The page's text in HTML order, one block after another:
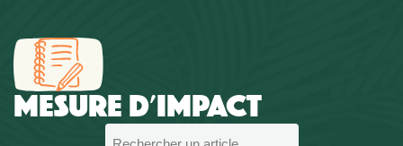
MESURE D'IMPACT